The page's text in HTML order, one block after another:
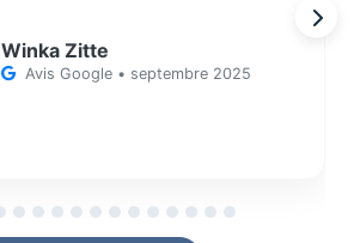
Winka Zitte
Avis Google • septembre 2025